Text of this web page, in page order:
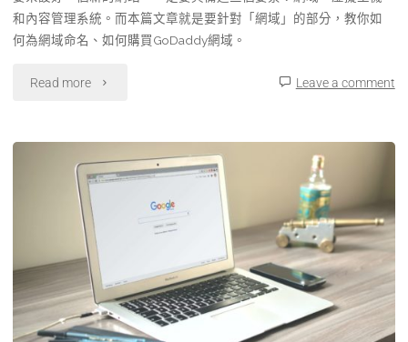
和內容管理系統。而本篇文章就是要針對「網域」的部分，教你如
何為網域命名、如何購買GoDaddy網域。
Read more Leave a comment